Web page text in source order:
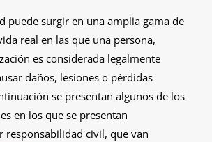
puede surgir en una amplia gama de
real en las que una persona,
es considerada legalmente
daños, lesiones o pérdidas
se presentan algunos de los
en los que se presentan
responsabilidad civil, que van